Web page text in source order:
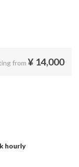
from ¥ 14,000
hourly